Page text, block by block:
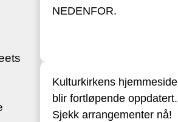
NEDENFOR.
Kulturkirkens hjemmeside
blir fortløpende oppdatert.
Sjekk arrangementer nå!